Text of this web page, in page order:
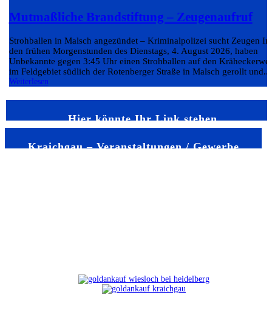
Mutmaßliche Brandstiftung – Zeugenaufruf
Strohballen in Malsch angezündet – Kriminalpolizei sucht Zeugen In
den frühen Morgenstunden des Dienstags, 4. August 2026, haben
Unbekannte gegen 3:45 Uhr einen Strohballen auf den
im Feldgebiet südlich der Rotenberger Straße in Malsch gerollt und...
Weiterlesen
Hier könnte Ihr Link stehen
Kraichgau – Veranstaltungen / Gewerbe